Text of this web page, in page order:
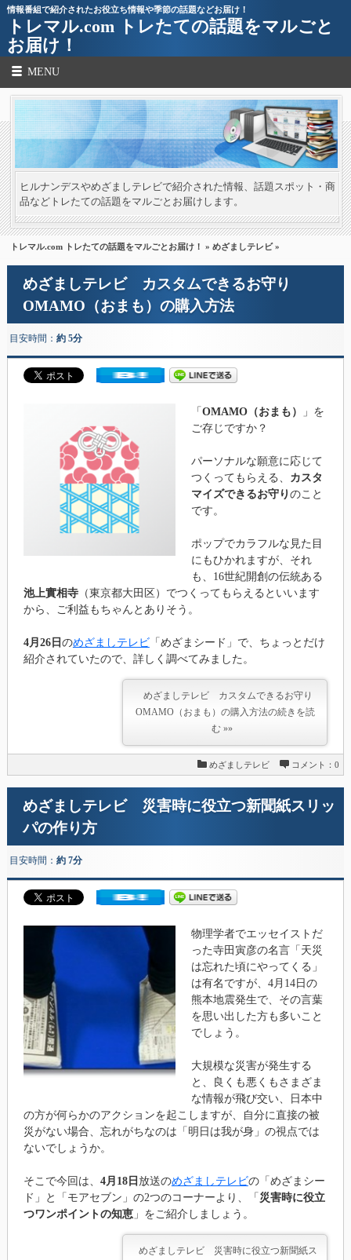
情報番組で紹介されたお役立ち情報や季節の話題などお届け！
トレマル.com トレたての話題をマルごと
お届け！
MENU
ヒルナンデスやめざましテレビで紹介された情報、話題スポット・商
品などトレたての話題をマルごとお届けします。
トレマル.com トレたての話題をマルごとお届け！ »めざましテレビ»
めざましテレビ カスタムできるお守り
OMAMO（おまも）の購入方法
目安時間： 約 5分
「OMAMO（おまも）
」を
ご存じですか？
パーソナルな願意に応じて
つくってもらえる、 カスタ
マイズできるお守り のこと
です。
ポップでカラフルな見た目
にもひかれますが、それ
も、16世紀開創の伝統ある
池上實相寺（東京都大田区）でつくってもらえるといいます
から、ご利益もちゃんとありそう。
4月26日 のめざましテレビ「めざまシード」で、ちょっとだけ
紹介されていたので、詳しく調べてみました。
めざましテレビ カスタムできるお守り
OMAMO（おまも）の購入方法の続きを読
む »»
めざましテレビ コメント：0
めざましテレビ 災害時に役立つ新聞紙スリッ
パの作り方
目安時間： 約 7分
物理学者でエッセイストだ
った寺田寅彦の名言「天災
は忘れた頃にやってくる」
は有名ですが、4月14日の
熊本地震発生で、その言葉
を思い出した方も多いこと
でしょう。
大規模な災害が発生する
と、良くも悪くもさまざま
な情報が飛び交い、日本中
の方が何らかのアクションを起こしますが、自分に直接の被
災がない場合、忘れがちなのは「明日は我が身」の視点では
ないでしょうか。
そこで今回は、 4月18日 放送のめざましテレビの「めざまシー
ド」と「モアセブン」の2つのコーナーより、「 災害時に役立
つワンポイントの知恵」をご紹介しましょう。
めざましテレビ 災害時に役立つ新聞紙ス